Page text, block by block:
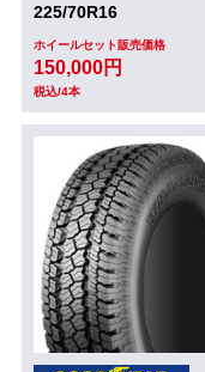
225/70R16
ホイールセット販売価格
150,000円
税込/4本